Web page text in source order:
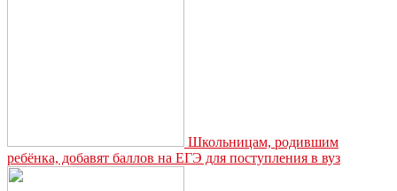
Школьницам, родившим
ребёнка, добавят баллов на ЕГЭ для поступления в вуз